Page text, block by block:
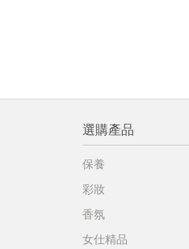
選購產品
保養
彩妝
香氛
女仕精品